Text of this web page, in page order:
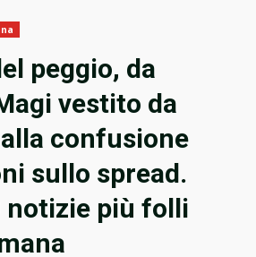
peggio, da
vestito da
confusione
sullo spread.
notizie più folli